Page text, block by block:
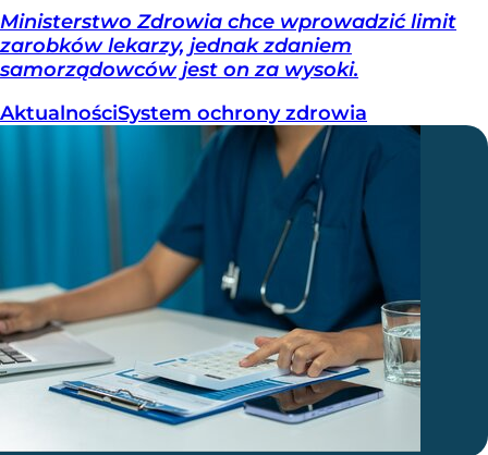
Ministerstwo Zdrowia chce wprowadzić limit
zarobków lekarzy, jednak zdaniem
samorządowców jest on za wysoki.
AktualnościSystem ochrony zdrowia